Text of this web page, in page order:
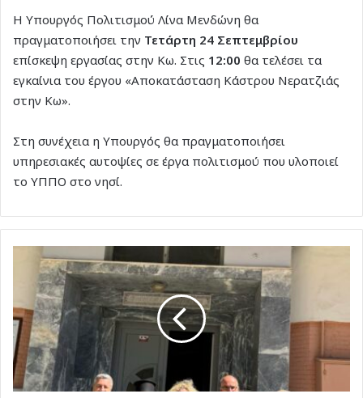
Η Υπουργός Πολιτισμού Λίνα Μενδώνη θα
πραγματοποιήσει την Τετάρτη 24 Σεπτεμβρίου
επίσκεψη εργασίας στην Κω. Στις 12:00 θα τελέσει τα
εγκαίνια του έργου «Αποκατάσταση Κάστρου Νερατζιάς
στην Κω».
Στη συνέχεια η Υπουργός θα πραγματοποιήσει
υπηρεσιακές αυτοψίες σε έργα πολιτισμού που υλοποιεί
το ΥΠΠΟ στο νησί.
Επίσκεψη
κλιμακίου
της
Περιφέρειας
Νοτίου
Αιγαίου
υπό